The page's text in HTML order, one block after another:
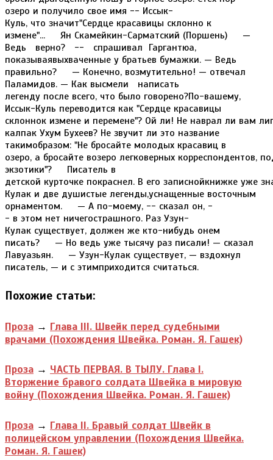
Похожие статьи:
Проза → Глава III. Швейк перед судебными
врачами (Похождения Швейка. Роман. Я. Гашек)
Проза → ЧАСТЬ ПЕРВАЯ. В ТЫЛУ. Глава I.
Вторжение бравого солдата Швейка в мировую
войну (Похождения Швейка. Роман. Я. Гашек)
Проза → Глава II. Бравый солдат Швейк в
полицейском управлении (Похождения Швейка.
Роман. Я. Гашек)